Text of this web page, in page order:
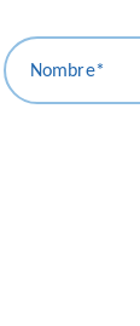
Nombre*